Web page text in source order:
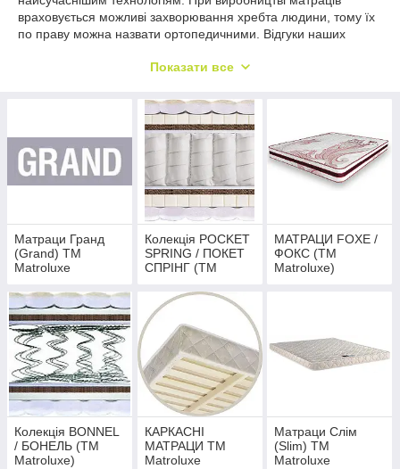
враховується можливі захворювання хребта людини, тому їх
по праву можна назвати ортопедичними. Відгуки наших
комфортним. Завдяки ексклюзивним технологіям ТМ
без пружинні, так і пружинні з блоками Бонель та Pocket
Spring. Ви можете купити двоспальні та односпальні матраци
з натуральними екологічно чистими наповнювачами,
побачивши фото в нашому каталозі або набравши нашого
супер консультанта, який допоможе Вам підібрати розміри і
модуль матрацу. Ціна Вас порадує, а Ваші сни будуть
самими казковими та солодкими.
Показати все
Матраци Гранд
(Grand) ТМ
Matroluxe
Колекція POCKET
SPRING / ПОКЕТ
СПРІНГ (ТМ
МАТРАЦИ FOXE /
ФОКС (ТМ
Matroluxe)
Колекція BONNEL
/ БОНЕЛЬ (ТМ
Matroluxe)
КАРКАСНІ
МАТРАЦИ ТМ
Matroluxe
Матраци Слім
(Slim) ТМ
Matroluxe